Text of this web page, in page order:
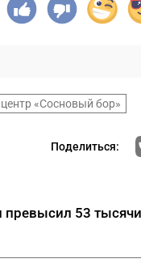
центр «Сосновый бор»
Поделиться:
превысил 53